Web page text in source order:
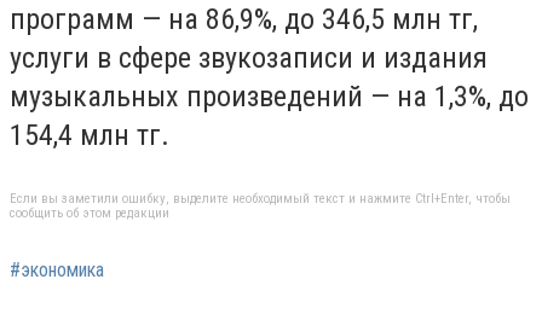
программ — на 86,9%, до 346,5 млн тг,
услуги в сфере звукозаписи и издания
музыкальных произведений — на 1,3%, до
154,4 млн тг.
Если вы заметили ошибку, выделите необходимый текст и нажмите Ctrl+Enter, чтобы
сообщить об этом редакции
#экономика